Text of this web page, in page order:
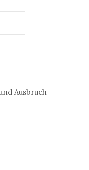
Ausbruch